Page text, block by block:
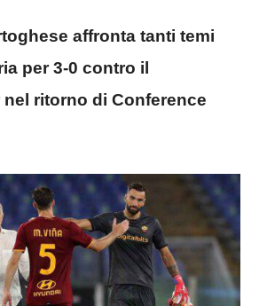
affronta tanti temi
per 3-0 contro il
ritorno di Conference